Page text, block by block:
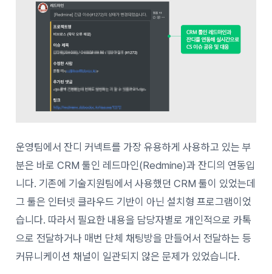
운영팀에서 잔디 커넥트를 가장 유용하게 사용하고 있는 부
분은 바로 CRM 툴인 레드마인(Redmine)과 잔디의 연동입
니다. 기존에 기술지원팀에서 사용했던 CRM 툴이 있었는데
그 툴은 인터넷 클라우드 기반이 아닌 설치형 프로그램이었
습니다. 따라서 필요한 내용을 담당자별로 개인적으로 카톡
으로 전달하거나 매번 단체 채팅방을 만들어서 전달하는 등
커뮤니케이션 채널이 일관되지 않은 문제가 있었습니다.